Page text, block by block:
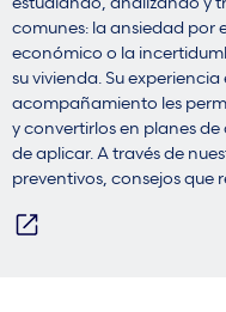
comunes: la ansiedad por
económico o la
su vivienda. Su
acompañamiento les
y convertirlos en planes
de aplicar. A través de
preventivos, consejos que